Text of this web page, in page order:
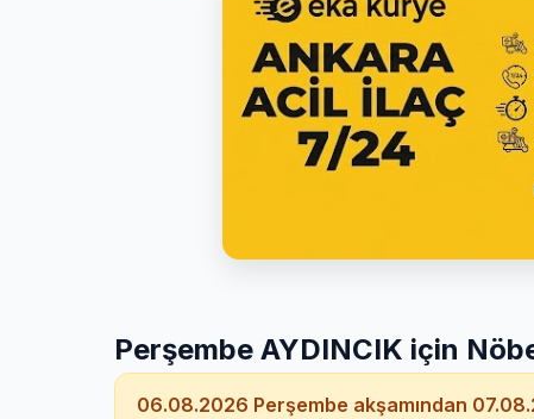
Perşembe AYDINCIK için
06.08.2026 Perşembe akşamından